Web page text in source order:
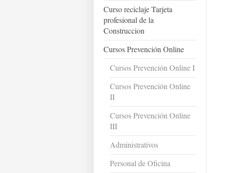
Curso reciclaje Tarjeta
profesional de la
Construccion
Cursos Prevención Online
Cursos Prevención Online I
Cursos Prevención Online
II
Cursos Prevención Online
III
Administrativos
Personal de Oficina